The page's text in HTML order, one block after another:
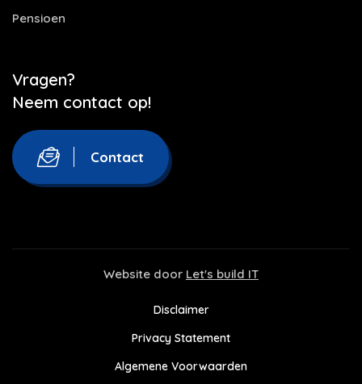
Pensioen
Vragen?
Neem contact op!
Contact
Website door Let's build IT
Disclaimer
Privacy Statement
Algemene Voorwaarden